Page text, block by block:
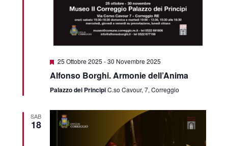
Segnalati
25 Ottobre 2025 -30 Novembre 2025
Alfonso Borghi. Armonie dell’Anima
Palazzo dei PrincipiC.so Cavour, 7, Correggio
SAB
18